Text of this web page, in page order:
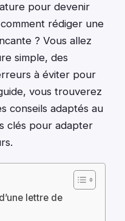
pour devenir
rédiger une
? Vous allez
simple, des
à éviter pour
vous trouverez
conseils adaptés au
clés pour adapter
lettre de